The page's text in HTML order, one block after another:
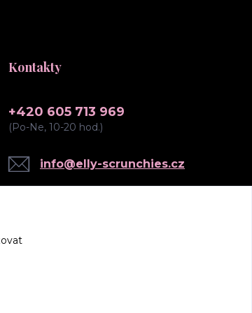
Kontakty
+420 605 713 969
(Po-Ne, 10-20 hod.)
info@elly-scrunchies.cz